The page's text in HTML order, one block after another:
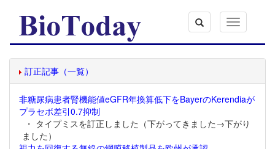
Toggle
navigation
訂正記事（一覧）
非糖尿病患者腎機能値eGFR年換算低下をBayerのKerendiaが
プラセボ差引0.7抑制
・ タイプミスを訂正しました（下がってきました→下がり
ました）